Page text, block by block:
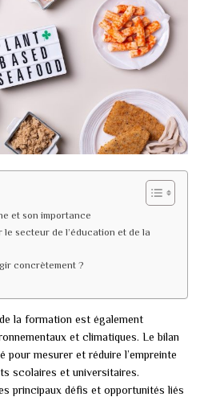
et son importance
secteur de l’éducation et de la
concrètement ?
la formation est également
et climatiques. Le bilan
mesurer et réduire l’empreinte
scolaires et universitaires.
principaux défis et opportunités liés